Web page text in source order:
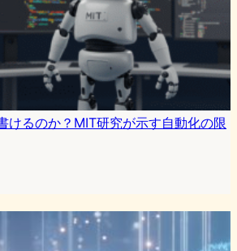
けるのか？MIT研究が示す自動化の限